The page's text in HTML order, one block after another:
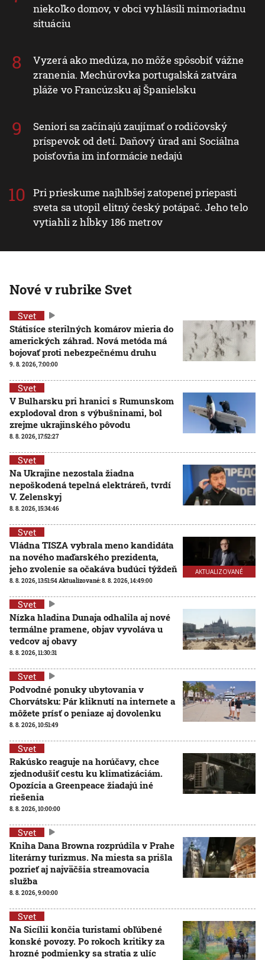
niekoľko domov, v obci vyhlásili mimoriadnu
situáciu
Vyzerá ako medúza, no môže spôsobiť vážne
zranenia. Mechúrovka portugalská zatvára
pláže vo Francúzsku aj Španielsku
Seniori sa začínajú zaujímať o rodičovský
príspevok od detí. Daňový úrad ani Sociálna
poisťovňa im informácie nedajú
Pri prieskume najhlbšej zatopenej priepasti
sveta sa utopil elitný český potápač. Jeho telo
vytiahli z hĺbky 186 metrov
Nové v rubrike Svet
Svet
Státisíce sterilných komárov mieria do
amerických záhrad. Nová metóda má
bojovať proti nebezpečnému druhu
9. 8. 2026, 7:00:00
Svet
V Bulharsku pri hranici s Rumunskom
explodoval dron s výbušninami, bol
zrejme ukrajinského pôvodu
8. 8. 2026, 17:52:27
Svet
Na Ukrajine nezostala žiadna
nepoškodená tepelná elektráreň, tvrdí
V. Zelenskyj
8. 8. 2026, 15:34:46
AKTUALIZOVANÉ
Svet
Vládna TISZA vybrala meno kandidáta
na nového maďarského prezidenta,
jeho zvolenie sa očakáva budúci týždeň
8. 8. 2026, 13:51:54Aktualizované:8. 8. 2026, 14:49:00
Svet
Nízka hladina Dunaja odhalila aj nové
termálne pramene, objav vyvoláva u
vedcov aj obavy
8. 8. 2026, 11:30:31
Svet
Podvodné ponuky ubytovania v
Chorvátsku: Pár kliknutí na internete a
môžete prísť o peniaze aj dovolenku
8. 8. 2026, 10:51:49
Svet
Rakúsko reaguje na horúčavy, chce
zjednodušiť cestu ku klimatizáciám.
Opozícia a Greenpeace žiadajú iné
riešenia
8. 8. 2026, 10:00:00
Svet
Kniha Dana Browna rozprúdila v Prahe
literárny turizmus. Na miesta sa prišla
pozrieť aj najväčšia streamovacia
služba
8. 8. 2026, 9:00:00
Svet
Na Sicílii končia turistami obľúbené
konské povozy. Po rokoch kritiky za
hrozné podmienky sa stratia z ulíc